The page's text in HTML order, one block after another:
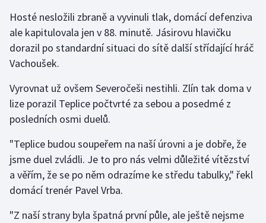
Short track
Sportovní střelba
Triatlon
Vodní slalom
Volejbal
Ostatní
Hosté nesložili zbraně a vyvinuli tlak, domácí defenziva
ale kapitulovala jen v 88. minutě. Jásirovu hlavičku
dorazil po standardní situaci do sítě další střídající hráč
Vachoušek.
Vyrovnat už ovšem Severočeši nestihli. Zlín tak doma v
lize porazil Teplice počtvrté za sebou a posedmé z
posledních osmi duelů.
"Teplice budou soupeřem na naší úrovni a je dobře, že
jsme duel zvládli. Je to pro nás velmi důležité vítězství
a věřím, že se po něm odrazíme ke středu tabulky," řekl
domácí trenér Pavel Vrba.
"Z naší strany byla špatná první půle, ale ještě nejsme